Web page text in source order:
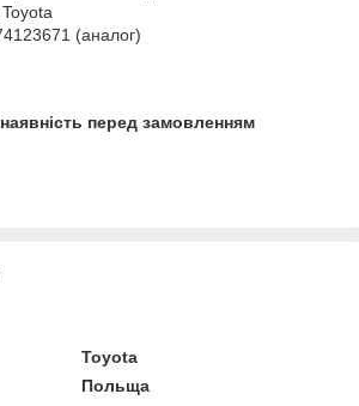
(аналог)
перед замовленням
Toyota
Польща